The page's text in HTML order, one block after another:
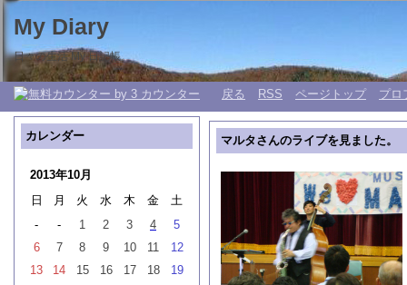
My Diary
日々の生活 My 日記帳。
戻る RSS ページトップ プロ
マルタさんのライブを見ました。
カレンダー
2013年10月
日
月 火 水 木 金
土
-
- 1 2 3 4
5
6
7 8 9 10 11
12
13
14 15 16 17 18
19